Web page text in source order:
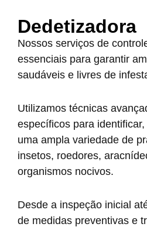
Dedetizadora
Nossos serviços de
essenciais para garantir
saudáveis e livres de
Utilizamos técnicas
específicos para
uma ampla variedade de
insetos, roedores,
organismos nocivos.
Desde a inspeção inicial
de medidas preventivas e